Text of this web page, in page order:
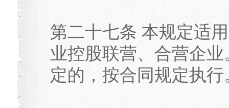
第二十七条 本规定适
业控股联营、合营企
定的，按合同规定执行